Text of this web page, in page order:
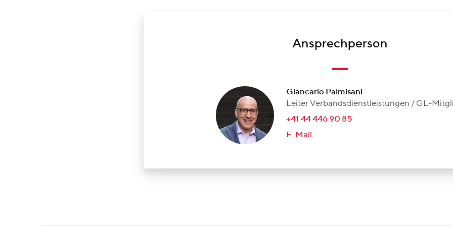
Ansprechperson
Giancarlo Palmisani
Leiter Verbandsdienstleistungen / GL-
+41 44 446 90 85
E-Mail